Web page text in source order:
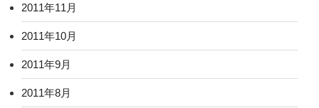
2011年11月
2011年10月
2011年9月
2011年8月